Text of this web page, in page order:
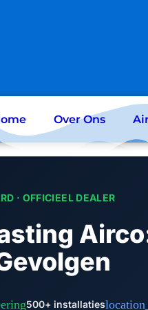
Over Ons
· OFFICIEEL DEALER
500+ installaties